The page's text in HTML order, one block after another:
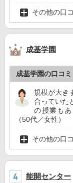
その他の口
成基学園
成基学園の口コミ
規模が大き
合っていた
の授業も
（50代／女性）
その他の口
能開センター